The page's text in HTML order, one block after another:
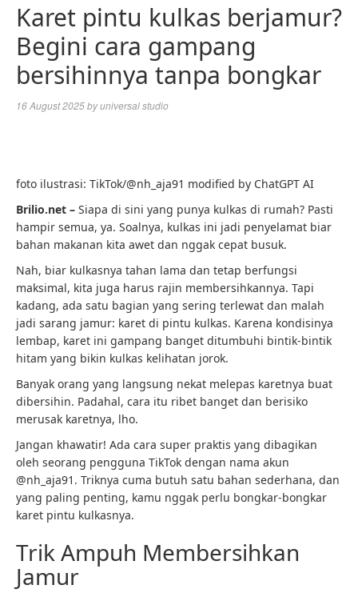
Karet pintu kulkas berjamur?
Begini cara gampang
bersihinnya tanpa bongkar
16 August 2025byuniversal studio
foto ilustrasi: TikTok/@nh_aja91 modified by ChatGPT AI
Brilio.net – Siapa di sini yang punya kulkas di rumah? Pasti
hampir semua, ya. Soalnya, kulkas ini jadi penyelamat biar
bahan makanan kita awet dan nggak cepat busuk.
Nah, biar kulkasnya tahan lama dan tetap berfungsi
maksimal, kita juga harus rajin membersihkannya. Tapi
kadang, ada satu bagian yang sering terlewat dan malah
jadi sarang jamur: karet di pintu kulkas. Karena kondisinya
lembap, karet ini gampang banget ditumbuhi bintik-bintik
hitam yang bikin kulkas kelihatan jorok.
Banyak orang yang langsung nekat melepas karetnya buat
dibersihin. Padahal, cara itu ribet banget dan berisiko
merusak karetnya, lho.
Jangan khawatir! Ada cara super praktis yang dibagikan
oleh seorang pengguna TikTok dengan nama akun
@nh_aja91. Triknya cuma butuh satu bahan sederhana, dan
yang paling penting, kamu nggak perlu bongkar-bongkar
karet pintu kulkasnya.
Trik Ampuh Membersihkan
Jamur